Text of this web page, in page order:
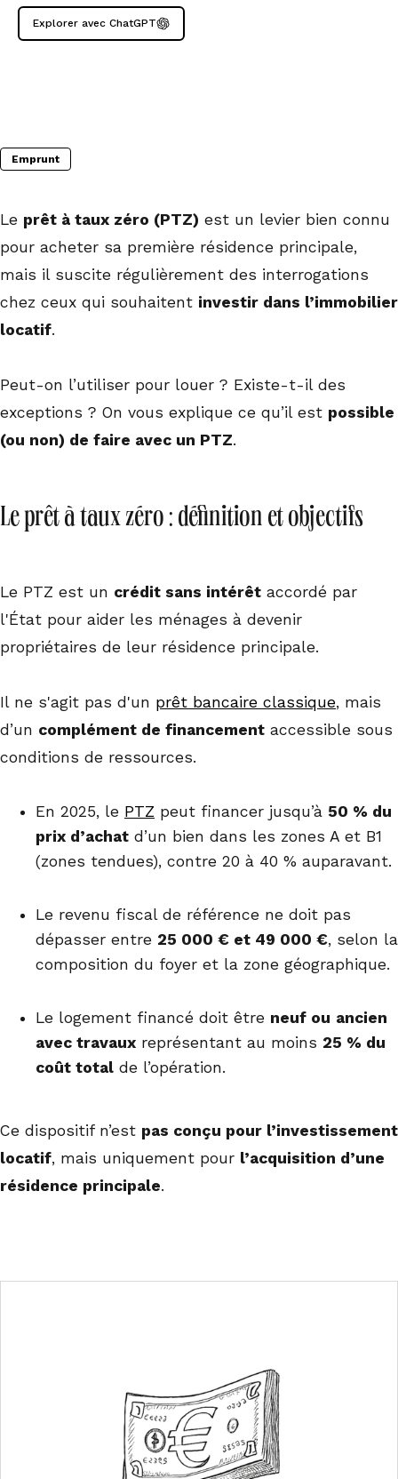
Explorer avec ChatGPT
Emprunt
Le prêt à taux zéro (PTZ) est un levier bien connu
pour acheter sa première résidence principale,
mais il suscite régulièrement des interrogations
chez ceux qui souhaitent investir dans l’immobilier
locatif.
Peut-on l’utiliser pour louer ? Existe-t-il des
exceptions ? On vous explique ce qu’il est possible
(ou non) de faire avec un PTZ.
Le prêt à taux zéro : définition et objectifs
Le PTZ est un crédit sans intérêt accordé par
l'État pour aider les ménages à devenir
propriétaires de leur résidence principale.
Il ne s'agit pas d'un prêt bancaire classique, mais
d’un complément de financement accessible sous
conditions de ressources.
En 2025, le PTZ peut financer jusqu’à 50 % du
prix d’achat d’un bien dans les zones A et B1
(zones tendues), contre 20 à 40 % auparavant.
Le revenu fiscal de référence ne doit pas
dépasser entre 25 000 € et 49 000 €, selon la
composition du foyer et la zone géographique.
Le logement financé doit être neuf ou ancien
avec travaux représentant au moins 25 % du
coût total de l’opération.
Ce dispositif n’est pas conçu pour l’investissement
locatif, mais uniquement pour l’acquisition d’une
résidence principale.